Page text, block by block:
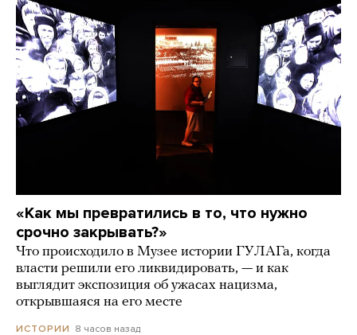
«Как мы превратились в то, что нужно
срочно закрывать?»
Что происходило в Музее истории ГУЛАГа, когда
власти решили его ликвидировать, — и как
выглядит экспозиция об ужасах нацизма,
открывшаяся на его месте
ИСТОРИИ 8 часов назад